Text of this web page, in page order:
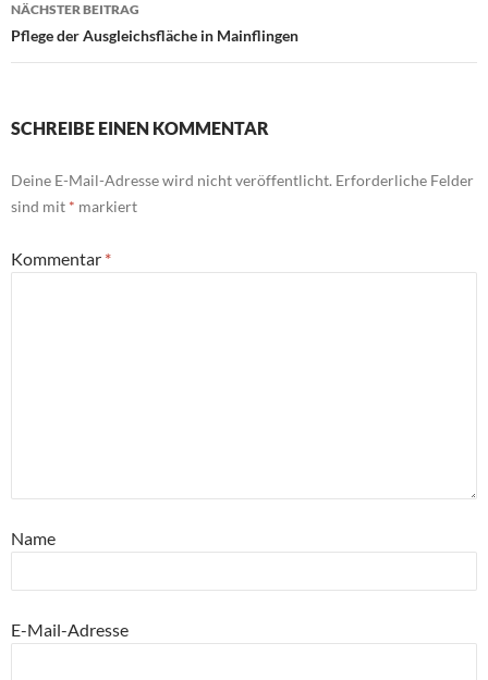
NÄCHSTER BEITRAG
Pflege der Ausgleichsfläche in Mainflingen
SCHREIBE EINEN KOMMENTAR
Deine E-Mail-Adresse wird nicht veröffentlicht. Erforderliche Felder
sind mit * markiert
Kommentar *
Name
E-Mail-Adresse